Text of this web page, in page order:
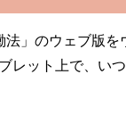
」のウェブ版を
レット上で、い